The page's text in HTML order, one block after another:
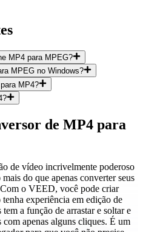
MP4 para MPEG?
MPEG no Windows?
MP4?
de MP4 para
de vídeo incrivelmente poderoso
do que apenas converter seus
o VEED, você pode criar
experiência em edição de
a função de arrastar e soltar e
apenas alguns cliques. É um